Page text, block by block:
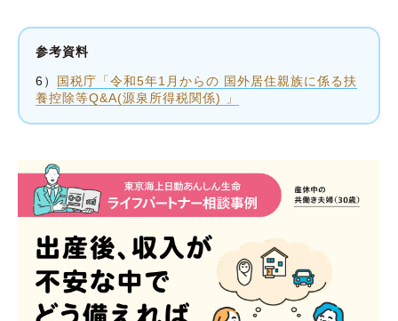
参考資料
6）
国税庁「令和5年1月からの 国外居住親族に係る扶
養控除等Q&A(源泉所得税関係) 」